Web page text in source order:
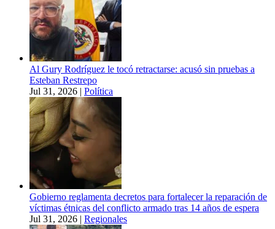
Al Gury Rodríguez le tocó retractarse: acusó sin pruebas a
Esteban Restrepo
Jul 31, 2026 | Política
Gobierno reglamenta decretos para fortalecer la reparación de
víctimas étnicas del conflicto armado tras 14 años de espera
Jul 31, 2026 | Regionales